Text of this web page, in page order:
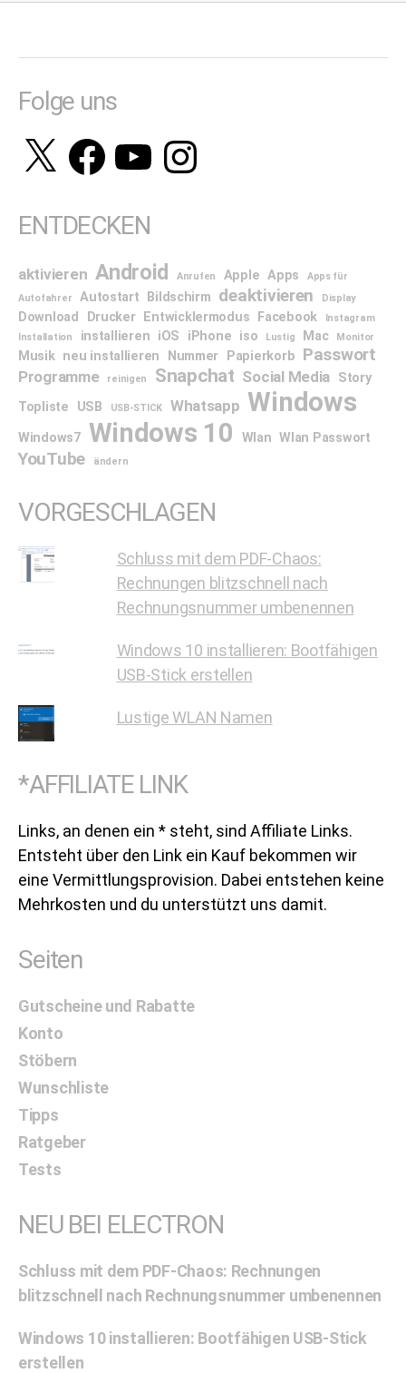
Folge uns
X FacebookYouTubeInstagram
ENTDECKEN
aktivieren Android Anrufen Apple Apps
Apps für
Autofahrer
Autostart Bildschirm deaktivieren Display
Download Drucker Entwicklermodus Facebook
Instagram
Installation
installieren iOS iPhone iso Lustig Mac Monitor
Musik neu installieren Nummer Papierkorb Passwort
Programme reinigen Snapchat Social Media Story
Topliste
USB USB-STICK Whatsapp Windows
Windows7 Windows 10 Wlan Wlan Passwort
YouTube ändern
VORGESCHLAGEN
Schluss mit dem PDF-Chaos:
Rechnungen blitzschnell nach
Rechnungsnummer umbenennen
Windows 10 installieren: Bootfähigen
USB-Stick erstellen
Lustige WLAN Namen
*AFFILIATE LINK
Links, an denen ein * steht, sind Affiliate Links.
Entsteht über den Link ein Kauf bekommen wir
eine Vermittlungsprovision. Dabei entstehen keine
Mehrkosten und du unterstützt uns damit.
Seiten
Gutscheine und Rabatte
Konto
Stöbern
Wunschliste
Tipps
Ratgeber
Tests
NEU BEI ELECTRON
Schluss mit dem PDF-Chaos: Rechnungen
blitzschnell nach Rechnungsnummer umbenennen
Windows 10 installieren: Bootfähigen USB-Stick
erstellen